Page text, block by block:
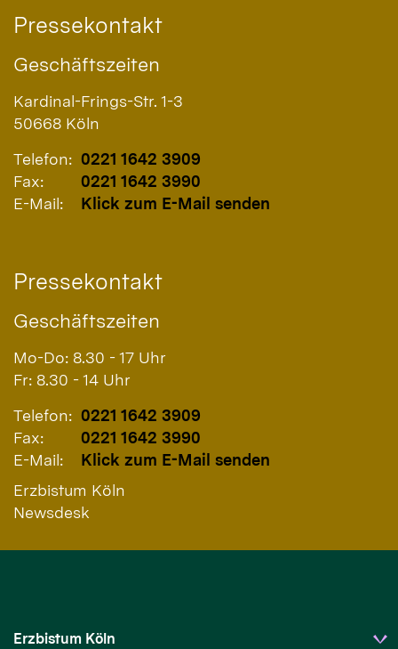
Pressekontakt
Geschäftszeiten
Kardinal-Frings-Str. 1-3
50668 Köln
Telefon: 0221 1642 3909
Fax:
0221 1642 3990
E-Mail:
Klick zum E-Mail senden
Pressekontakt
Geschäftszeiten
Mo-Do: 8.30 - 17 Uhr
Fr: 8.30 - 14 Uhr
Telefon: 0221 1642 3909
Fax:
0221 1642 3990
E-Mail:
Klick zum E-Mail senden
Erzbistum Köln
Newsdesk
Erzbistum Köln